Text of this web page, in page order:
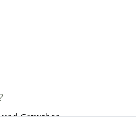
und Growshop-